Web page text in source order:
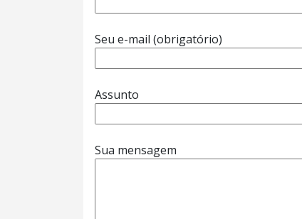
Seu e-mail (obrigatório)
Assunto
Sua mensagem